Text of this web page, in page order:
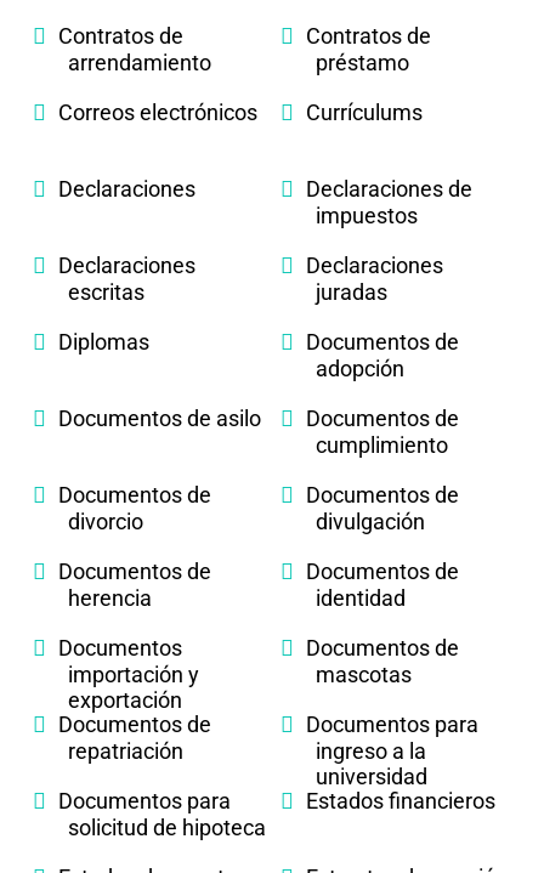
Contratos de
arrendamiento
Contratos de
préstamo
Correos electrónicos
Currículums
Declaraciones
Declaraciones de
impuestos
Declaraciones
escritas
Declaraciones
juradas
Diplomas
Documentos de
adopción
Documentos de asilo
Documentos de
cumplimiento
Documentos de
divorcio
Documentos de
divulgación
Documentos de
herencia
Documentos de
identidad
Documentos
importación y
exportación
Documentos de
mascotas
Documentos de
repatriación
Documentos para
ingreso a la
universidad
Documentos para
solicitud de hipoteca
Estados financieros